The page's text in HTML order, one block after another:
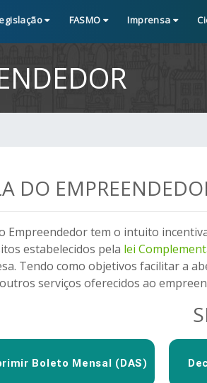
FASMO Imprensa
DO
Empreendedor tem o intuito
estabelecidos pela lei
Tendo como objetivos facilitar a
serviços oferecidos ao
Boleto Mensal (DAS)